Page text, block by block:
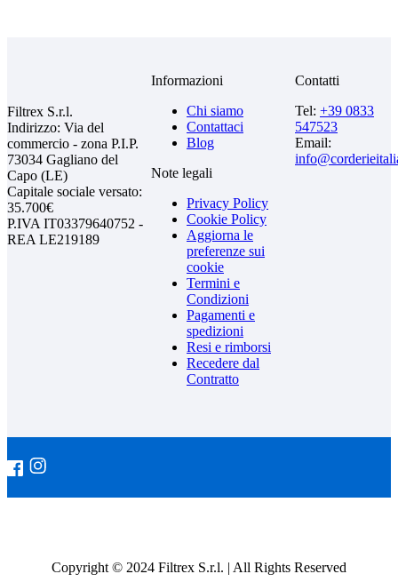
Filtrex S.r.l.
Indirizzo: Via del
commercio - zona P.I.P.
73034 Gagliano del
Capo (LE)
Capitale sociale versato:
35.700€
P.IVA IT03379640752 -
REA LE219189
Informazioni
Chi siamo
Contattaci
Blog
Note legali
Privacy Policy
Cookie Policy
Aggiorna le
preferenze sui
cookie
Termini e
Condizioni
Pagamenti e
spedizioni
Resi e rimborsi
Recedere dal
Contratto
Contatti
Tel: +39 0833
547523
Email:
Copyright © 2024 Filtrex S.r.l. | All Rights Reserved